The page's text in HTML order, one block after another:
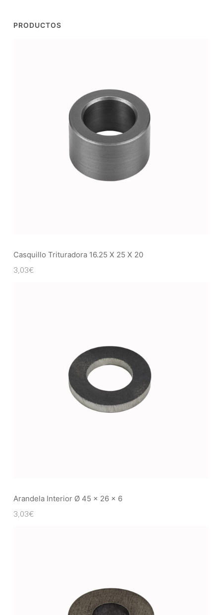
PRODUCTOS
Casquillo Trituradora 16.25 X 25 X 20
3,03€
Arandela Interior Ø 45 x 26 x 6
3,03€